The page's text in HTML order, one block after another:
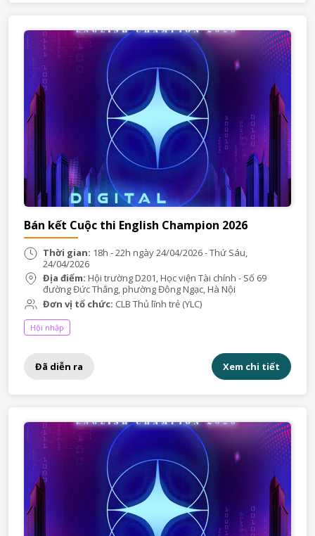
Bán kết Cuộc thi English Champion 2026
Thời gian: 18h - 22h ngày 24/04/2026 - Thứ Sáu,
24/04/2026
Địa điểm: Hội trường D201, Học viện Tài chính - Số 69
đường Đức Thắng, phường Đông Ngạc, Hà Nội
Đơn vị tổ chức: CLB Thủ lĩnh trẻ (YLC)
Hội nhập
Đã diễn ra Xem chi tiết